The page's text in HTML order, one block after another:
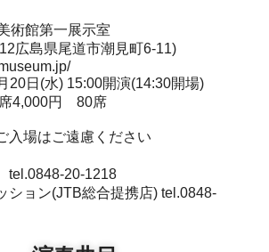
美術館第一展示室
広島県尾道市潮見町6-11)
20日(水) 15:00開演(14:30開場)
4,000円 80席
入場はご遠慮ください
20-1218
ション(JTB総合提携店) tel.0848-